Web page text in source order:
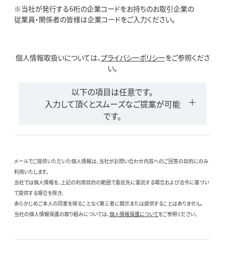
※当社が発行する6桁の企業コードをお持ちのお取引企業の
従業員・関係者の皆様は企業コードをご入力ください。
個人情報取扱いについては、プライバシーポリシーをご参照くださ
い。
以下の項目は任意です。
入力して頂くとスムーズなご提案が可能
です。
メールでご提供いただいた個人情報は、当社がお問い合わせ内容へのご回答の目的にのみ
利用いたします。
当社では個人情報を、上記の利用目的の範囲で委託先に委託する場合および法令に基づい
て提供する場合を除き、
あらかじめご本人の同意を得ることなく第三者に開示または提供することはありません。
当社の個人情報保護の取り組みについては、個人情報保護についてをご参照ください。